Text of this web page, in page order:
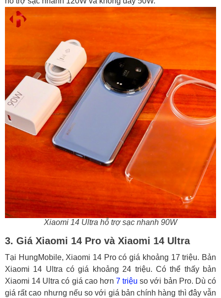
Xiaomi 14 Ultra hỗ trợ sạc nhanh 90W
3. Giá Xiaomi 14 Pro và Xiaomi 14 Ultra
Tại HungMobile, Xiaomi 14 Pro có giá khoảng 17 triệu. Bản
Xiaomi 14 Ultra có giá khoảng 24 triệu. Có thể thấy bản
Xiaomi 14 Ultra có giá cao hơn 7 triệu so với bản Pro. Dù có
giá rất cao nhưng nếu so với giá bản chính hàng thì đây vẫn